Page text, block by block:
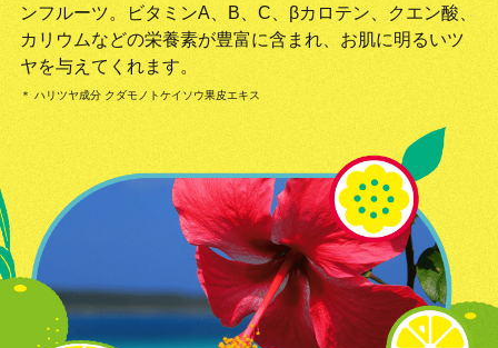
ンフルーツ。ビタミンA、B、C、βカロテン、クエン酸、
カリウムなどの栄養素が豊富に含まれ、お肌に明るいツ
ヤを与えてくれます。
＊ ハリツヤ成分 クダモノトケイソウ果皮エキス